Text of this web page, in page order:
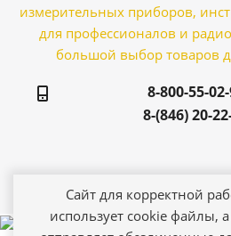
измерительных приборов,
для профессионалов и
большой выбор товаров
8-800-55-
8-(846) 20-
Сайт для корректной
использует cookie файлы,